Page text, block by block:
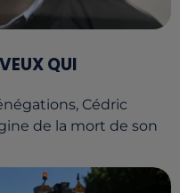
QUI
Cédric
de la mort de son